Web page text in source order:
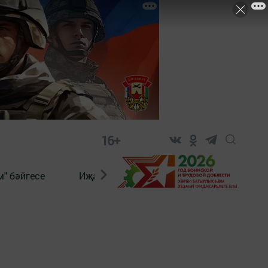
16+
бәйгесе Иҗат Реклама Онлайн